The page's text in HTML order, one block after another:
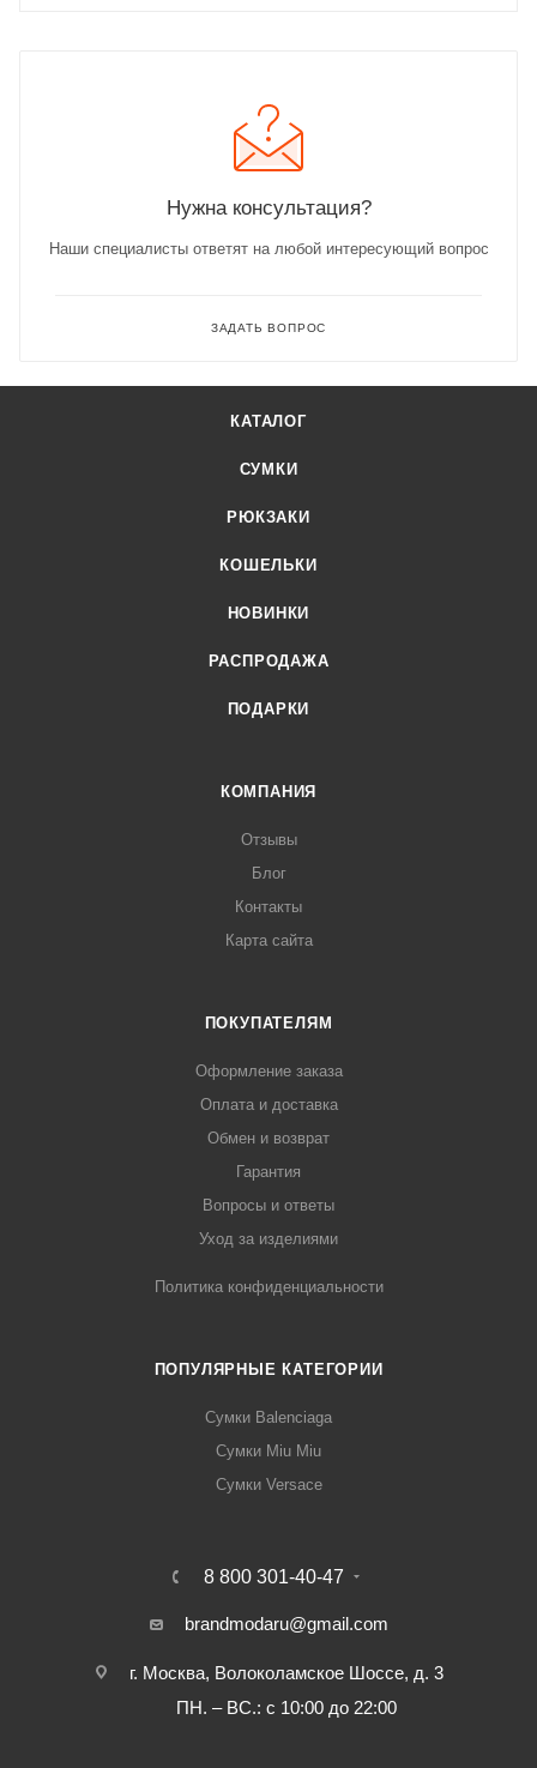
Нужна консультация?
Наши специалисты ответят на любой интересующий вопрос
ЗАДАТЬ ВОПРОС
КАТАЛОГ
СУМКИ
РЮКЗАКИ
КОШЕЛЬКИ
НОВИНКИ
РАСПРОДАЖА
ПОДАРКИ
КОМПАНИЯ
Отзывы
Блог
Контакты
Карта сайта
ПОКУПАТЕЛЯМ
Оформление заказа
Оплата и доставка
Обмен и возврат
Гарантия
Вопросы и ответы
Уход за изделиями
Политика конфиденциальности
ПОПУЛЯРНЫЕ КАТЕГОРИИ
Сумки Balenciaga
Сумки Miu Miu
Сумки Versace
8 800 301-40-47
brandmodaru@gmail.com
г. Москва, Волоколамское Шоссе, д. 3
ПН. – ВС.: с 10:00 до 22:00